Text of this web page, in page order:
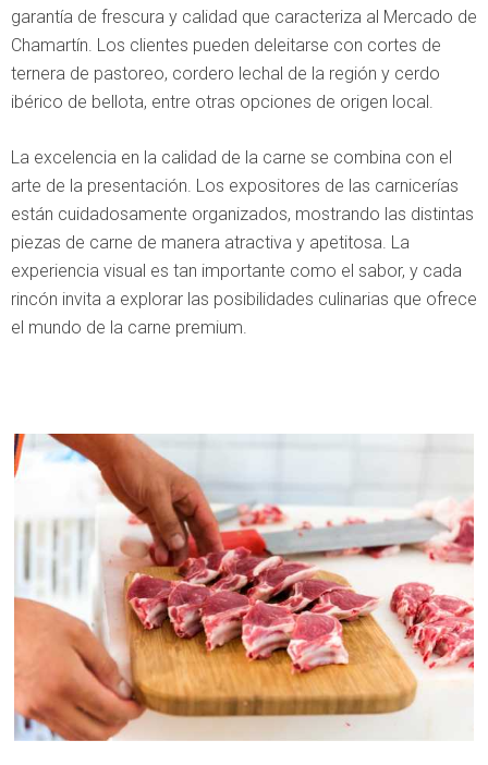
garantía de frescura y calidad que caracteriza al Mercado de
Chamartín. Los clientes pueden deleitarse con cortes de
ternera de pastoreo, cordero lechal de la región y cerdo
ibérico de bellota, entre otras opciones de origen local.
La excelencia en la calidad de la carne se combina con el
arte de la presentación. Los expositores de las carnicerías
están cuidadosamente organizados, mostrando las distintas
piezas de carne de manera atractiva y apetitosa. La
experiencia visual es tan importante como el sabor, y cada
rincón invita a explorar las posibilidades culinarias que ofrece
el mundo de la carne premium.